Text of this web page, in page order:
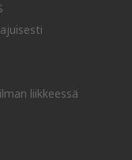
liikkeessä